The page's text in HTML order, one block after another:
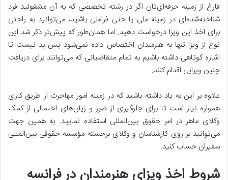
فارغ از زمینه حرفه‌ای‌تان اگر در رشته تخصصی که به آن مشغولید فرد
شناخته‌شده‌ای در زمینه ملی یا حتی فراملی باشید، می‌توانید به ‌راحتی
برای اخذ این ویزا درخواست دهید. اما همان‌طور که پیش‌تر ذکر شد این
نوع از ویزا تنها به هنرمندان اختصاص داده نمی‌شود پس بد نیست تا
اشاره کوتاهی داشته باشیم به تمام متقاضیانی که می‌توانند برای دریافت
چنین ویزایی اقدام کنند.
علاوه بر این به یاد داشته باشید که در زمینه امور مهاجرت از طریق کاری
همواره نیاز است تا برای جلوگیری از ضرر و زیان‌های احتمالی از کمک
وکلای ماهر در امر حقوق بین‌المللی استفاده نمایید. به همین جهت
می‌توانید بر روی کارشناسان و وکلای برجسته مؤسسه حقوقی بین‌المللی
سفیران حساب کنید.
شروط اخذ ویزای هنرمندان در فرانسه